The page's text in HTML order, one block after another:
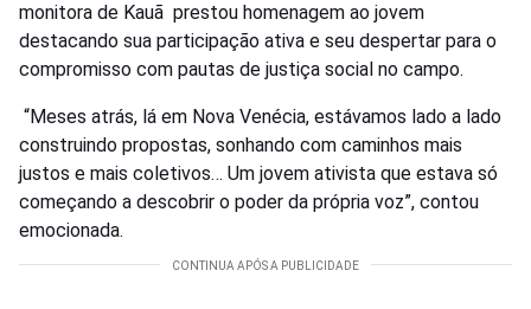
monitora de Kauã prestou homenagem ao jovem
destacando sua participação ativa e seu despertar para o
compromisso com pautas de justiça social no campo.
“Meses atrás, lá em Nova Venécia, estávamos lado a lado
construindo propostas, sonhando com caminhos mais
justos e mais coletivos… Um jovem ativista que estava só
começando a descobrir o poder da própria voz”, contou
emocionada.